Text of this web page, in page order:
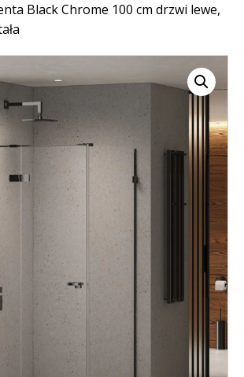
Black Chrome 100 cm drzwi lewe,